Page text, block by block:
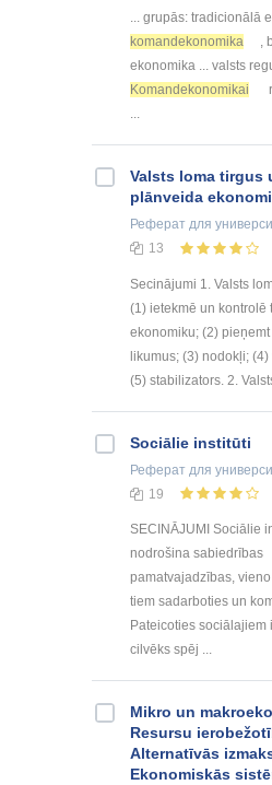
... grupās: tradicionālā
komandekonomika
,
ekonomika ... valsts
Komandekonomikai
Valsts loma tirgus
plānveida
Реферат для
13
Secinājumi 1. Valsts
(1) ietekmē un kontrolē
ekonomiku; (2)
likumus; (3) nodokļi;
(5) stabilizators. 2. Valsts
Sociālie institūti
Реферат для
19
SECINĀJUMI Sociālie
nodrošina sabiedrības
pamatvajadzības,
tiem sadarboties un
Pateicoties sociālajiem
cilvēks spēj ...
Mikro un
Resursu
Alternatīvās
Ekonomiskās